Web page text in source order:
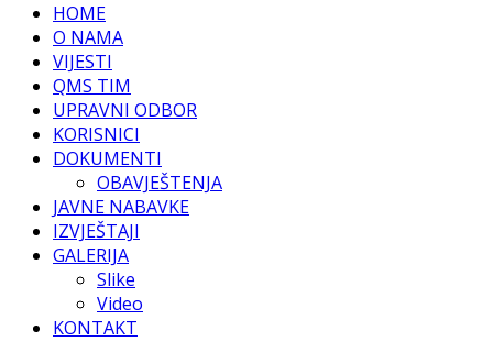
HOME
O NAMA
VIJESTI
QMS TIM
UPRAVNI ODBOR
KORISNICI
DOKUMENTI
OBAVJEŠTENJA
JAVNE NABAVKE
IZVJEŠTAJI
GALERIJA
Slike
Video
KONTAKT